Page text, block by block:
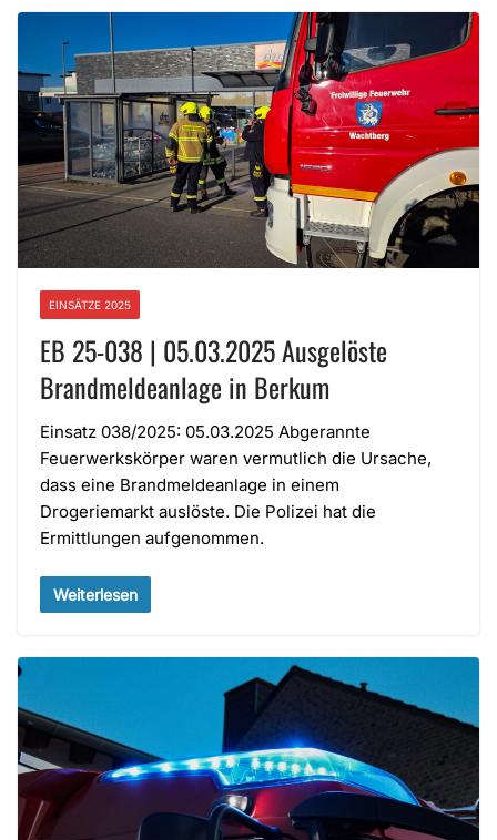
EINSÄTZE 2025
EB 25-038 | 05.03.2025 Ausgelöste
Brandmeldeanlage in Berkum
Einsatz 038/2025: 05.03.2025 Abgerannte
Feuerwerkskörper waren vermutlich die Ursache,
dass eine Brandmeldeanlage in einem
Drogeriemarkt auslöste. Die Polizei hat die
Ermittlungen aufgenommen.
Weiterlesen